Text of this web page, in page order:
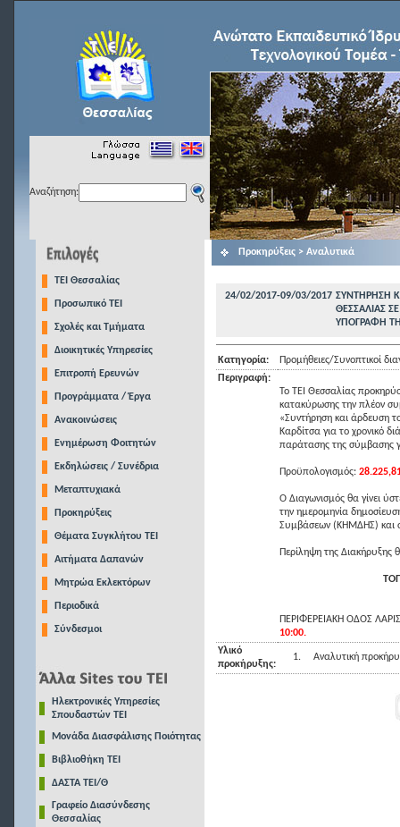
Αναζήτηση:
TEI Θεσσαλίας
Προσωπικό ΤΕΙ
Σχολές και Τμήματα
Διοικητικές Υπηρεσίες
Επιτροπή Ερευνών
Προγράμματα / Έργα
Ανακοινώσεις
Ενημέρωση Φοιτητών
Εκδηλώσεις / Συνέδρια
Μεταπτυχιακά
Προκηρύξεις
Θέματα Συγκλήτου ΤΕΙ
Αιτήματα Δαπανών
Μητρώα Εκλεκτόρων
Περιοδικά
Σύνδεσμοι
Ηλεκτρονικές Υπηρεσίες
Σπουδαστών ΤΕΙ
Μονάδα Διασφάλισης Ποιότητας
Βιβλιοθήκη ΤΕΙ
ΔΑΣΤΑ ΤΕΙ/Θ
Γραφείο Διασύνδεσης
Θεσσαλίας
Προκηρύξεις > Αναλυτικά
24/02/2017-09/03/2017 ΣΥΝΤΗΡΗΣΗ
ΘΕΣΣΑΛΙΑΣ
ΥΠΟΓΡΑΦΗ
Κατηγορία:
Προμήθειες/Συνοπτικοί
Περιγραφή:
Το ΤΕΙ Θεσσαλίας
κατακύρωσης την πλέον
«Συντήρηση και άρδευση
Καρδίτσα για το χρονικό
παράτασης της σύμβασης
Προϋπολογισμός:
Ο Διαγωνισμός θα γίνει
την ημερομηνία
Συμβάσεων (ΚΗΜΔΗΣ) και
Περίληψη της Διακήρυξης
ΠΕΡΙΦΕΡΕΙΑΚΗ ΟΔΟΣ
10:00.
Υλικό
προκήρυξης:
1. Αναλυτική